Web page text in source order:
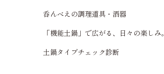
呑んべえの調理道具・酒器
「機能土鍋」で広がる、日々の楽しみ。
土鍋タイプチェック診断